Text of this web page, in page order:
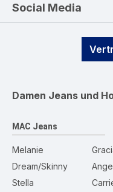
Social Media
Damen Jeans und
MAC Jeans
Melanie
Dream/Skinny
Stella